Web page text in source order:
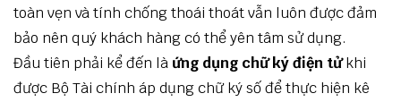
toàn vẹn và tính chống thoái thoát vẫn luôn được đảm
bảo nên quý khách hàng có thể yên tâm sử dụng.
Đầu tiên phải kể đến là ứng dụng chữ ký điện tửkhi
được Bộ Tài chính áp dụng chữ ký số để thực hiện kê